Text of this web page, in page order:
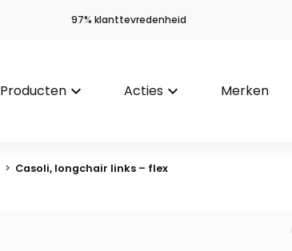
97% klanttevredenheid
Producten keyboard_arrow_down Acties keyboard_arrow_down Merken
> Casoli, longchair links – flex